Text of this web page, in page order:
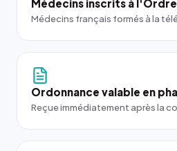
Médecins inscrits à l'Ordre
Médecins français formés à la
Ordonnance valable en
Reçue immédiatement après la